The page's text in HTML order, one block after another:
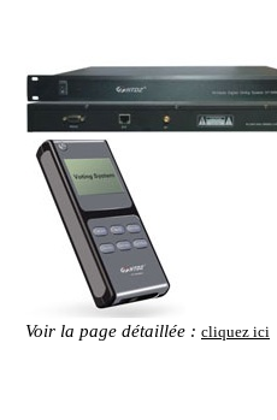
Voir la page détaillée : cliquez ici